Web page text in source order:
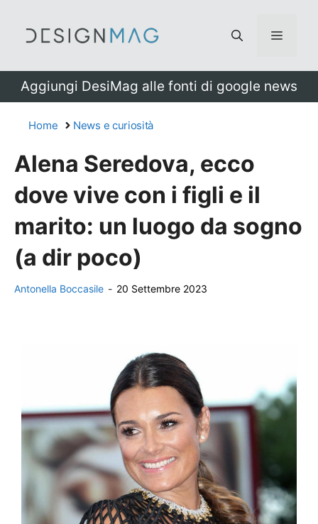
Menu
Aggiungi DesiMag alle fonti di google news
Home News e curiosità
Alena Seredova, ecco
dove vive con i figli e il
marito: un luogo da sogno
(a dir poco)
Antonella Boccasile - 20 Settembre 2023